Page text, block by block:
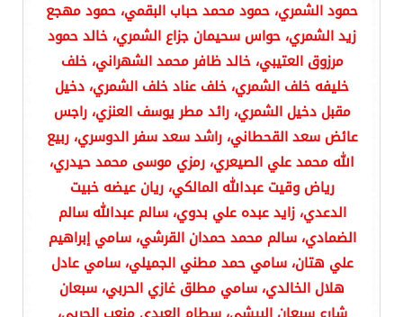
حمود الشمري، حمود محمد حباب البقمي، حمود مهجع
زيد الشمري، حواس سحيمان جزاع الشمري، خالد حمود
مرزوق العتيبي، خالد ظافر محمد الشهراني، خلف
خليفه خلف الشمري، خلف عناد خلف الشمري، دخيل
مقبل دخيل الشمري، رائد مطر يوسف العنزي، راجس
عائض سعد القحطاني، راشد سعد سفر الدوسري، ربيع
الله محمد علي الصيعري، رمزي موسى محمد حيدري،
رياض وقيت عبدالله المالكي، ريان عيضه خبيت
الدعدي، زايد عبده علي بدوي، سالم عبدالله سالم
الضمادي، سالم محمد حمدان القرشي، سامي إبراهيم
علي هتان، سامي حمد مطني الجميلي، سامي عادل
هلال الخالدي، سامي مطلق غازي الحربي، سبعان